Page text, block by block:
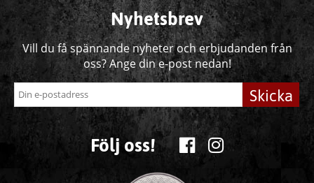
Nyhetsbrev
Vill du få spännande nyheter och erbjudanden från
oss? Ange din e-post nedan!
Skicka
Följ oss!